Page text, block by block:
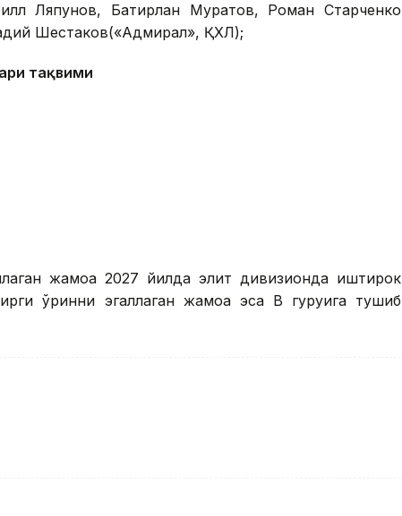
Ляпунов, Батирлан Муратов, Роман Старченко
Шестаков(«Адмирал», ҚХЛ);
тақвими
жамоа 2027 йилда элит дивизионда иштирок
ўринни эгаллаган жамоа эса В гуруҳига тушиб